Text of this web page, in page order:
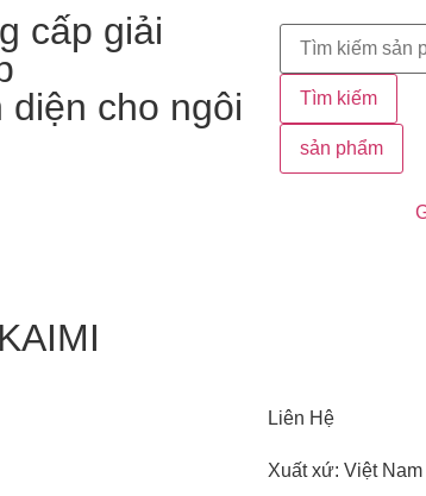
cấp giải
diện cho ngôi
Tìm kiếm
sản phẩm
Liên Hệ
Xuất xứ: Việt Nam